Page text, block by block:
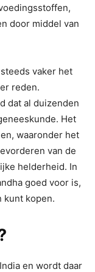
door middel van
vaker het
reden.
dat al duizenden
Het
waaronder het
van de
helderheid. In
goed voor is,
kunt kopen.
en wordt daar